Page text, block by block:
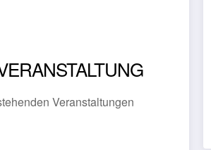
Veranstaltungen